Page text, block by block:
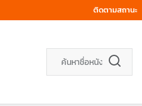
ติดตามสถานะ